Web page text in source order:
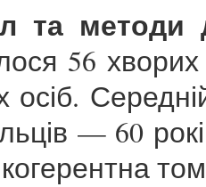
та методи
56
осіб.
— 60